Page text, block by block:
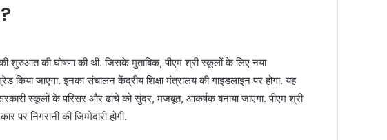
शुरुआत की घोषणा की थी. जिसके मुताबिक, पीएम श्री स्कूलों के लिए नया
जाएगा. इनका संचालन केंद्रीय शिक्षा मंत्रालय की गाइडलाइन पर होगा. यह
स्कूलों के परिसर और ढांचे को सुंदर, मजबूत, आकर्षक बनाया जाएगा. पीएम श्री
निगरानी की जिम्मेदारी होगी.